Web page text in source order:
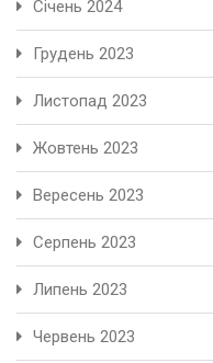
Січень 2024
Грудень 2023
Листопад 2023
Жовтень 2023
Вересень 2023
Серпень 2023
Липень 2023
Червень 2023